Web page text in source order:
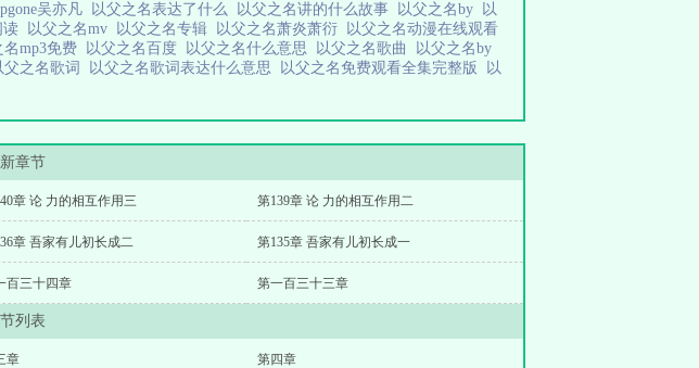
吴亦凡 以父之名表达了什么 以父之名讲的什么故事 以父之名by
以
读 以父之名mv 以父之名专辑 以父之名萧炎萧衍
以父之名动漫在线观看
名mp3免费 以父之名百度 以父之名什么意思 以父之名歌曲
以父之名by
父之名歌词 以父之名歌词表达什么意思 以父之名免费观看全集完整版
以
章节
章 论 力的相互作用三 第139章 论 力的相互作用二
章 吾家有儿初长成二 第135章 吾家有儿初长成一
百三十四章 第一百三十三章
列表
章 第四章